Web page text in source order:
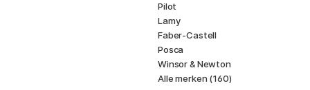
Pilot
Lamy
Faber-Castell
Posca
Winsor & Newton
Alle merken (160)